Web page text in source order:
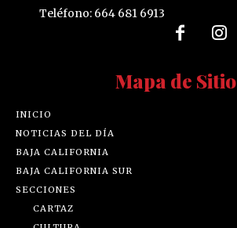
Teléfono: 664 681 6913
Mapa de Sitio
INICIO
NOTICIAS DEL DÍA
BAJA CALIFORNIA
BAJA CALIFORNIA SUR
SECCIONES
CARTAZ